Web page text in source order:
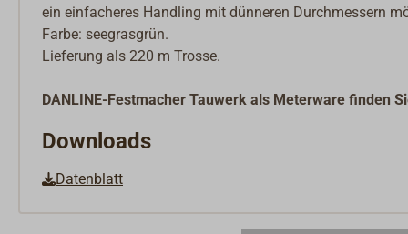
ein einfacheres Handling mit dünneren Durchmessern
Farbe: seegrasgrün.
Lieferung als 220 m Trosse.
DANLINE-Festmacher Tauwerk als Meterware finden
Downloads
Datenblatt